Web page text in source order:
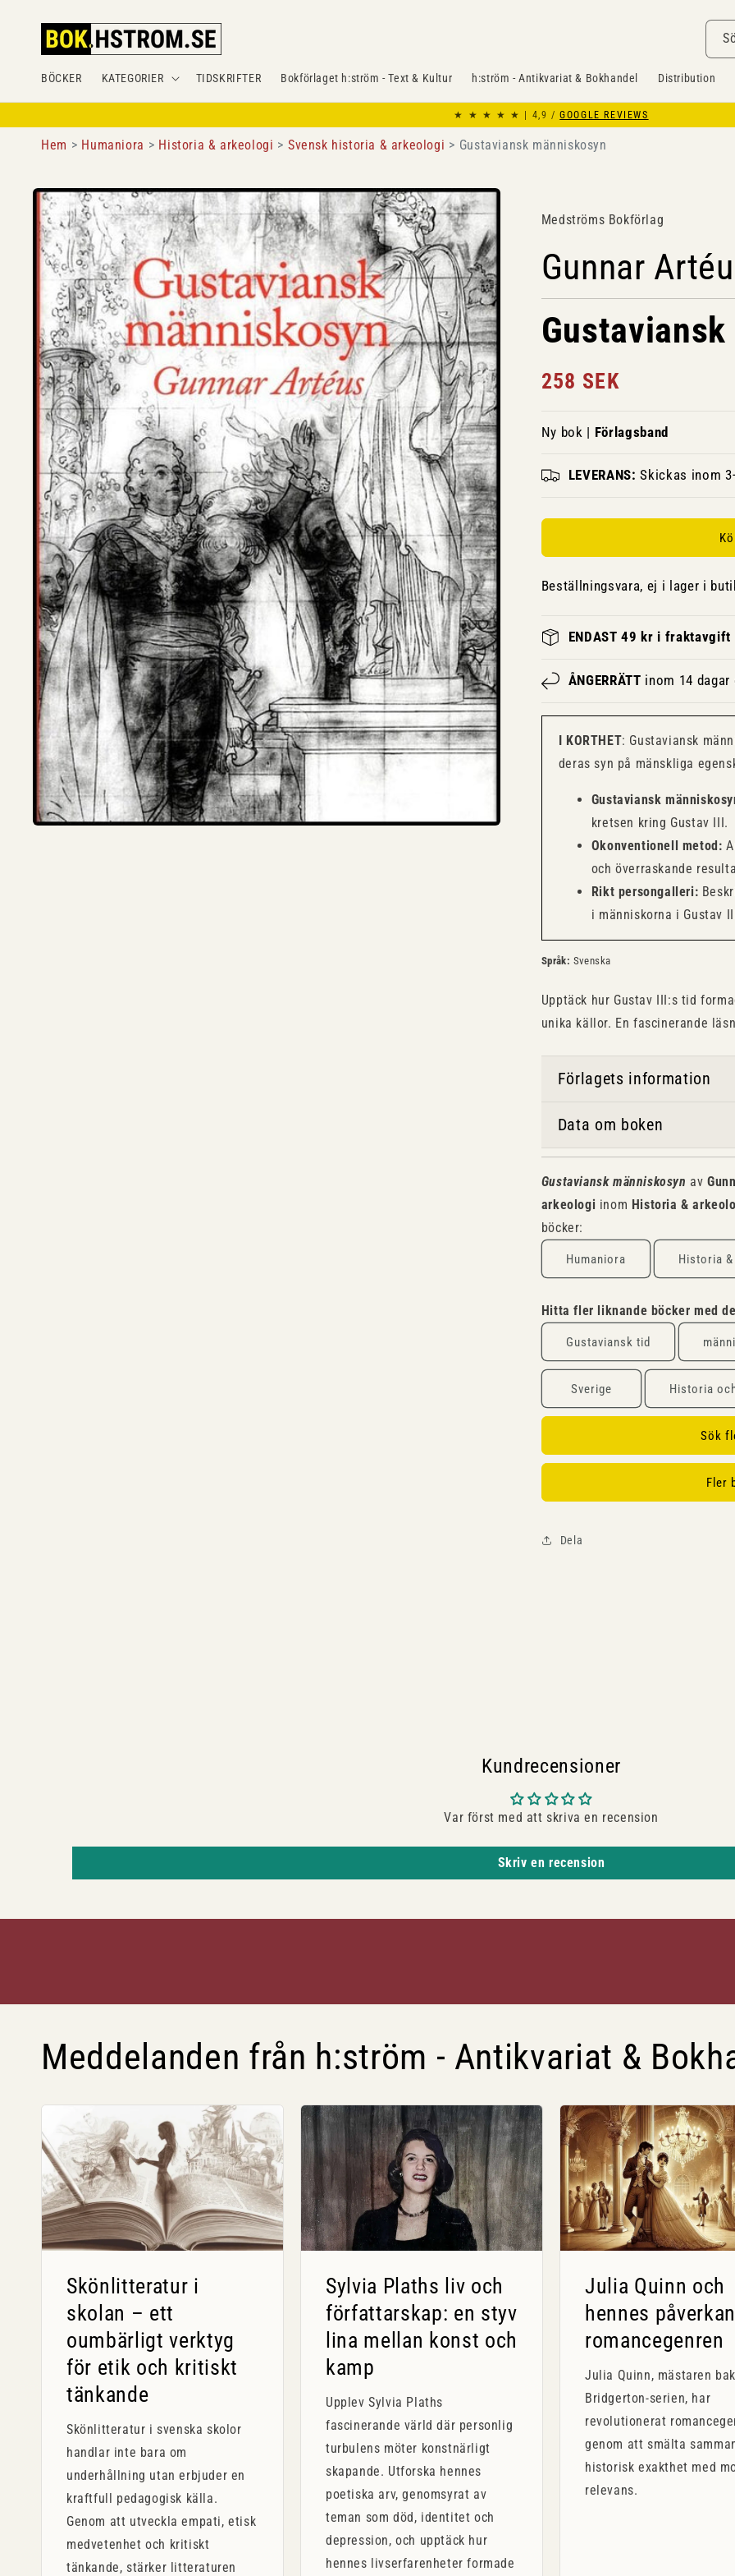
innehåll
BÖCKER KATEGORIER TIDSKRIFTER Bokförlaget h:ström - Text & Kultur h:ström - Antikvariat & Bokhandel Distribution
★ ★ ★ ★ ★ | 4,9 /GOOGLE REVIEWS
Hem Humaniora Historia & arkeologi Svensk historia & arkeologi Gustaviansk människosyn
Gå vidare till
produktinformation
Medströms Bokförlag
Gunnar
Ordinarie
258 SEK
Ny bok | Förlagsband
LEVERANS: Skickas inom
Beställningsvara, ej i lager i
ENDAST 49 kr i fraktavgift
ÅNGERRÄTT inom 14
I KORTHET: Gustaviansk
deras syn på mänskliga
Gustaviansk
kretsen kring Gustav III.
Okonventionell metod:
och överraskande
Rikt persongalleri:
i människorna i Gustav
Språk: Svenska
Upptäck hur Gustav III:s tid
unika källor. En fascinerande
Förlagets information
Data om boken
Gustaviansk människosyn av
arkeologi inom Historia &
böcker:
Humaniora Historia
Hitta fler liknande böcker med
Gustaviansk tid
Sverige Historia
Sök
Fler
Dela
Kundrecensioner
Var först med att skriva en recension
Skriv en recension
Meddelanden från h:ström - Antikvariat &
Skönlitteratur i
skolan – ett
oumbärligt verktyg
för etik och kritiskt
tänkande
Skönlitteratur i svenska skolor
handlar inte bara om
underhållning utan erbjuder en
kraftfull pedagogisk källa.
Genom att utveckla empati, etisk
medvetenhet och kritiskt
tänkande, stärker litteraturen
Sylvia Plaths liv och
författarskap: en styv
lina mellan konst och
kamp
Upplev Sylvia Plaths
fascinerande värld där personlig
turbulens möter konstnärligt
skapande. Utforska hennes
poetiska arv, genomsyrat av
teman som död, identitet och
depression, och upptäck hur
hennes livserfarenheter formade
Julia Quinn och
hennes
romancegenren
Julia Quinn, mästaren
Bridgerton-serien, har
revolutionerat
genom att smälta
historisk exakthet med
relevans.